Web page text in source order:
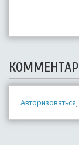
Авторизоваться